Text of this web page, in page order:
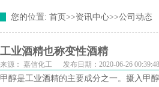
您的位置: 首页 >>资讯中心>>公司动态
工业酒精也称变性酒精
来源： 嘉信化工 发布日期：2020-06-26 00:39:48
甲醇是工业酒精的主要成分之一。摄入甲